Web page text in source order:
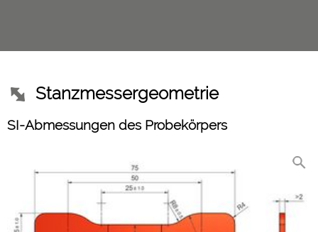
Stanzmessergeometrie
SI-Abmessungen des Probekörpers